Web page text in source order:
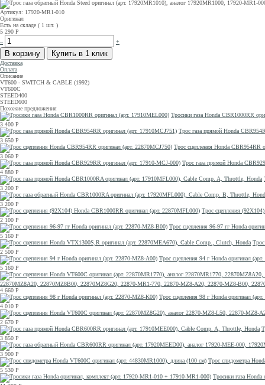
Артикул: 17920-MR1-010
Оригинал
Есть на складе ( 1 шт. )
5 290 Р
–
+
Доставка
Оплата
Описание
VT600 - SWITCH & CABLE (1992)
VT600C
STEED400
STEED600
Похожие предложения
Тросики газа Honda CBR1000RR
3 400 Р
Трос газа прямой Honda
3 650 Р
Трос сцепления Honda CBR954RR
3 060 Р
Трос газа прямой Honda
4 880 Р
3 200 Р
3 200 Р
Трос сцепления
2 100 Р
Трос сцепления 96-97 гг Honda
5 160 Р
2 500 Р
Трос сцепления 94 г Honda оригинал
5 160 Р
22870MZ8A20, 22870MZ8B00, 22870MZ8G20, 22870-MR1-770, 22870-MZ8-A20, 22870-MZ8-B00,
4 660 Р
Трос сцепления 98 г Honda оригинал
4 010 Р
2 670 Р
3 850 Р
3 900 Р
Трос спидометра
5 530 Р
Тросики газа